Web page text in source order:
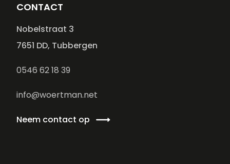
CONTACT
Nobelstraat 3
7651 DD, Tubbergen
0546 62 18 39
info@woertman.net
Neem contact op